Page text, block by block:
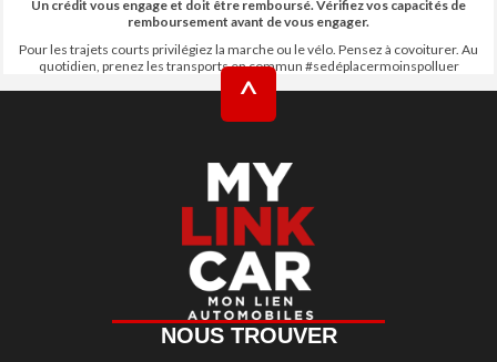
Un crédit vous engage et doit être remboursé. Vérifiez vos capacités de
remboursement avant de vous engager.
Pour les trajets courts privilégiez la marche ou le vélo. Pensez à covoiturer. Au
quotidien, prenez les transports en commun #sedéplacermoinspolluer
^
NOUS TROUVER